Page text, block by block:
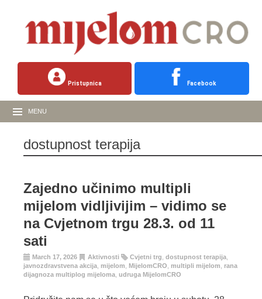
Pristupnica Facebook
MENU
dostupnost terapija
Zajedno učinimo multipli
mijelom vidljivijim – vidimo se
na Cvjetnom trgu 28.3. od 11
sati
March 17, 2026 Aktivnosti Cvjetni trg dostupnost terapija
javnozdravstvena akcija mijelom MijelomCRO multipli mijelom
rana
dijagnoza multiplog mijeloma udruga MijelomCRO